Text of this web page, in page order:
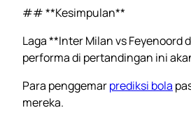
## **Kesimpulan**
Laga **Inter Milan vs
performa di pertandingan ini
Para penggemarprediksi bola
mereka.